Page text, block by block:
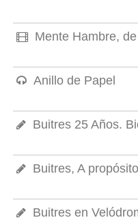
Mente Hambre,
Anillo de Papel
Buitres 25 Años.
Buitres, A
Buitres en